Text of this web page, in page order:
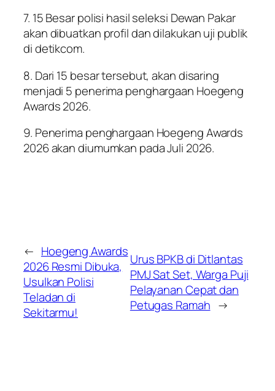
7. 15 Besar polisi hasil seleksi Dewan Pakar
akan dibuatkan profil dan dilakukan uji publik
di detikcom.
8. Dari 15 besar tersebut, akan disaring
menjadi 5 penerima penghargaan Hoegeng
Awards 2026.
9. Penerima penghargaan Hoegeng Awards
2026 akan diumumkan pada Juli 2026.
← Hoegeng Awards
2026 Resmi Dibuka,
Usulkan Polisi
Teladan di
Sekitarmu!
Urus BPKB di Ditlantas
PMJ Sat Set, Warga Puji
Pelayanan Cepat dan
Petugas Ramah →